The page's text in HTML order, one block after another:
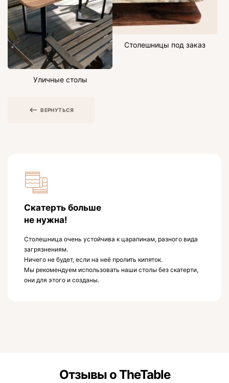
Уличные столы
Столешницы под заказ
ВЕРНУТЬСЯ
Скатерть больше
не нужна!
Столешница очень устойчива к царапинам, разного вида
загрязнениям.
Ничего не будет, если на неё пролить кипяток.
Мы рекомендуем использовать наши столы без скатерти,
они для этого и созданы.
Отзывы о TheTable